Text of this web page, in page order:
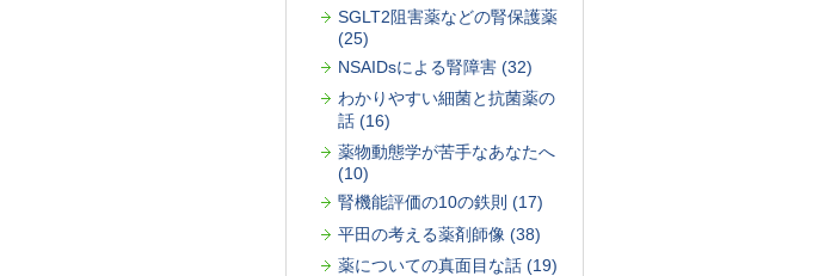
SGLT2阻害薬などの腎保護薬
(25)
NSAIDsによる腎障害 (32)
わかりやすい細菌と抗菌薬の
話 (16)
薬物動態学が苦手なあなたへ
(10)
腎機能評価の10の鉄則 (17)
平田の考える薬剤師像 (38)
薬についての真面目な話 (19)